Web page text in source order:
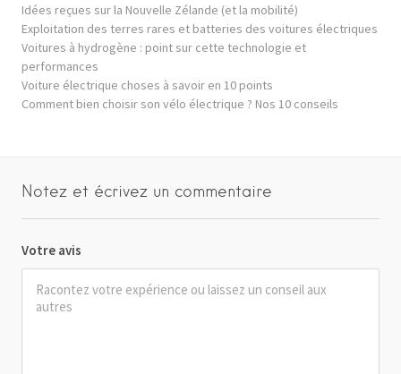
Idées reçues sur la Nouvelle Zélande (et la mobilité)
Exploitation des terres rares et batteries des voitures électriques
Voitures à hydrogène : point sur cette technologie et
performances
Voiture électrique choses à savoir en 10 points
Comment bien choisir son vélo électrique ? Nos 10 conseils
Notez et écrivez un commentaire
Votre avis